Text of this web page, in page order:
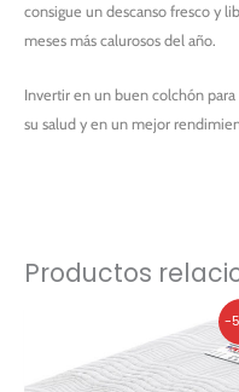
consigue un descanso fresco y
meses más calurosos del año.
Invertir en un buen colchón
su salud y en un mejor
Productos
-
precio
original
1.098,00€.
El
es: